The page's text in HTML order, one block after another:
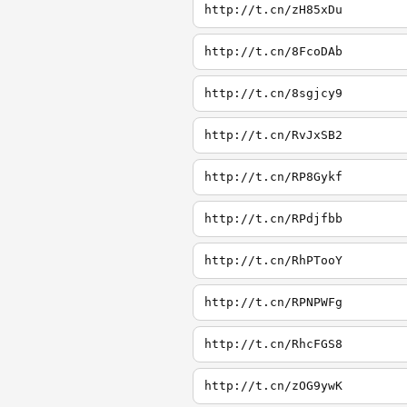
http://t.cn/zH85xDu
http://t.cn/8FcoDAb
http://t.cn/8sgjcy9
http://t.cn/RvJxSB2
http://t.cn/RP8Gykf
http://t.cn/RPdjfbb
http://t.cn/RhPTooY
http://t.cn/RPNPWFg
http://t.cn/RhcFGS8
http://t.cn/zOG9ywK